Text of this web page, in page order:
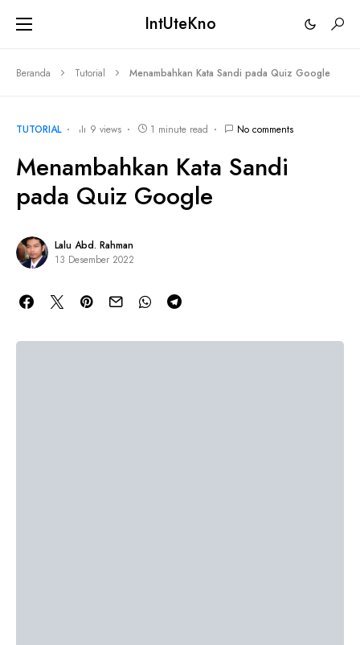
IntUteKno
Beranda Tutorial Menambahkan Kata Sandi pada Quiz Google
TUTORIAL 9 views 1 minute read No comments
Menambahkan Kata Sandi
pada Quiz Google
Lalu Abd. Rahman
13 Desember 2022